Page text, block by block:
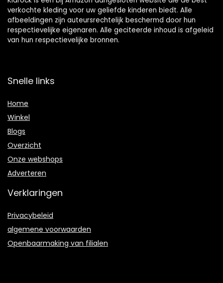
verkochte kleding voor uw geliefde kinderen biedt. Alle
afbeeldingen zijn auteursrechtelijk beschermd door hun
respectievelijke eigenaren. Alle geciteerde inhoud is afgeleid
van hun respectievelijke bronnen.
Snelle links
Home
Winkel
Blogs
Overzicht
Onze webshops
Adverteren
Verklaringen
Privacybeleid
algemene voorwaarden
Openbaarmaking van filialen